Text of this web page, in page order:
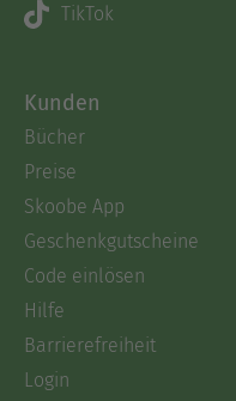
TikTok
Kunden
Bücher
Preise
Skoobe App
Geschenkgutscheine
Code einlösen
Hilfe
Barrierefreiheit
Login